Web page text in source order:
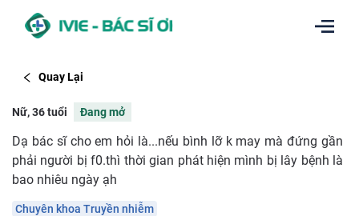
Quay Lại
Nữ, 36 tuổi Đang mở
Dạ bác sĩ cho em hỏi là...nếu bình lỡ k may mà đứng gần
phải người bị f0.thì thời gian phát hiện mình bị lây bệnh là
bao nhiêu ngày ạh
Chuyên khoa Truyền nhiễm